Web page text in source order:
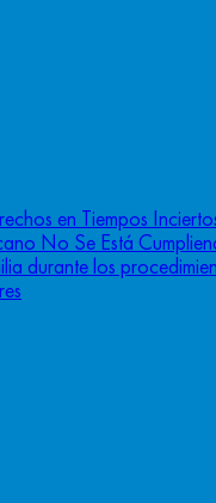
en Tiempos
No Se Está
durante los